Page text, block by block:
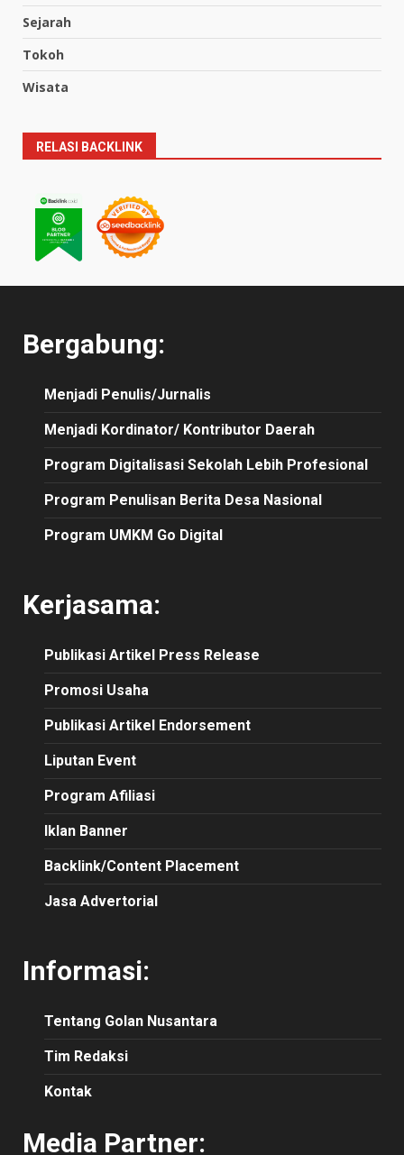
Sejarah
Tokoh
Wisata
RELASI BACKLINK
Bergabung:
Menjadi Penulis/Jurnalis
Menjadi Kordinator/ Kontributor Daerah
Program Digitalisasi Sekolah Lebih Profesional
Program Penulisan Berita Desa Nasional
Program UMKM Go Digital
Kerjasama:
Publikasi Artikel Press Release
Promosi Usaha
Publikasi Artikel Endorsement
Liputan Event
Program Afiliasi
Iklan Banner
Backlink/Content Placement
Jasa Advertorial
Informasi:
Tentang Golan Nusantara
Tim Redaksi
Kontak
Media Partner: